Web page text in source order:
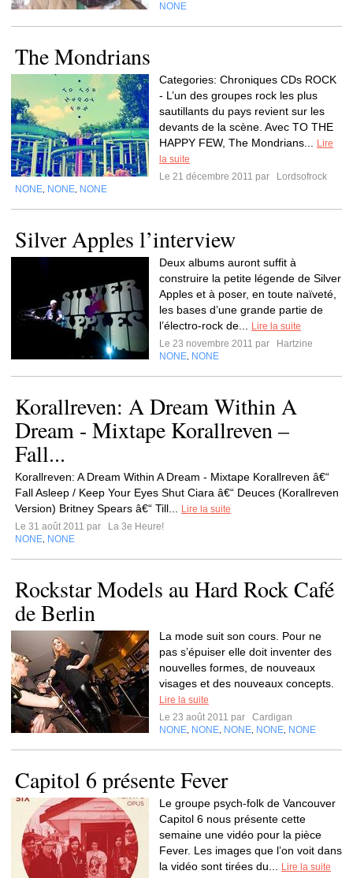
NONE
The Mondrians
Categories: Chroniques CDs ROCK
- L’un des groupes rock les plus
sautillants du pays revient sur les
devants de la scène. Avec TO THE
HAPPY FEW, The Mondrians...
Lire
la suite
Le 21 décembre 2011 par
Lordsofrock
NONE NONE NONE
Silver Apples l’interview
Deux albums auront suffit à
construire la petite légende de Silver
Apples et à poser, en toute naïveté,
les bases d’une grande partie de
l’électro-rock de...
Lire la suite
Le 23 novembre 2011 par
Hartzine
NONE NONE
Korallreven: A Dream Within A
Dream - Mixtape Korallreven –
Fall...
Korallreven: A Dream Within A Dream - Mixtape Korallreven â€“
Fall Asleep / Keep Your Eyes Shut Ciara â€“ Deuces (Korallreven
Version) Britney Spears â€“ Till...
Lire la suite
Le 31 août 2011 par
La 3e Heure!
NONE NONE
Rockstar Models au Hard Rock Café
de Berlin
La mode suit son cours. Pour ne
pas s’épuiser elle doit inventer des
nouvelles formes, de nouveaux
visages et des nouveaux concepts.
Lire la suite
Le 23 août 2011 par
Cardigan
NONE NONE NONE NONE NONE
Capitol 6 présente Fever
Le groupe psych-folk de Vancouver
Capitol 6 nous présente cette
semaine une vidéo pour la pièce
Fever. Les images que l’on voit dans
la vidéo sont tirées du...
Lire la suite